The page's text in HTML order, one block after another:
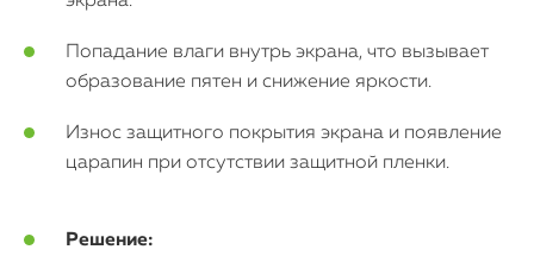
Статьи
Попадание влаги внутрь экрана, что вызывает
образование пятен и снижение яркости.
Износ защитного покрытия экрана и появление
царапин при отсутствии защитной пленки.
Решение: